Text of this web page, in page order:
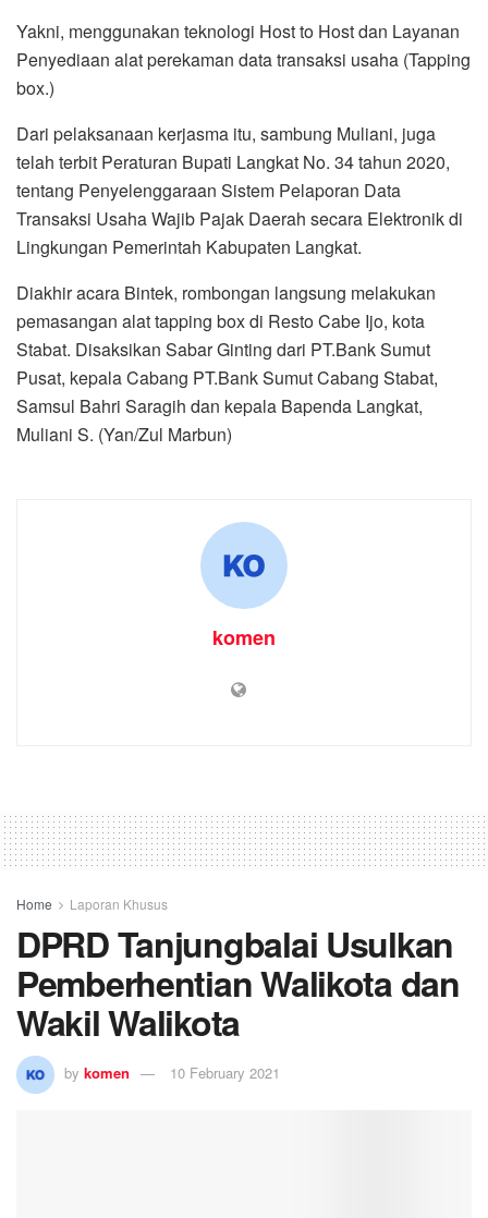
Yakni, menggunakan teknologi Host to Host dan Layanan
Penyediaan alat perekaman data transaksi usaha (Tapping
box.)
Dari pelaksanaan kerjasma itu, sambung Muliani, juga
telah terbit Peraturan Bupati Langkat No. 34 tahun 2020,
tentang Penyelenggaraan Sistem Pelaporan Data
Transaksi Usaha Wajib Pajak Daerah secara Elektronik di
Lingkungan Pemerintah Kabupaten Langkat.
Diakhir acara Bintek, rombongan langsung melakukan
pemasangan alat tapping box di Resto Cabe Ijo, kota
Stabat. Disaksikan Sabar Ginting dari PT.Bank Sumut
Pusat, kepala Cabang PT.Bank Sumut Cabang Stabat,
Samsul Bahri Saragih dan kepala Bapenda Langkat,
Muliani S. (Yan/Zul Marbun)
komen
Home Laporan Khusus
DPRD Tanjungbalai Usulkan
Pemberhentian Walikota dan
Wakil Walikota
by komen 10 February 2021